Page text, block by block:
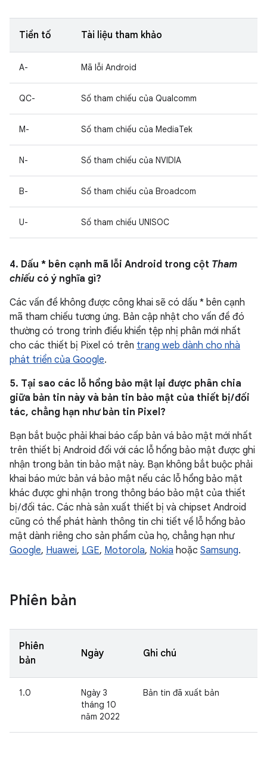
Tiền tố Tài liệu tham khảo
A- Mã lỗi Android
QC- Số tham chiếu của Qualcomm
M- Số tham chiếu của MediaTek
N- Số tham chiếu của NVIDIA
B- Số tham chiếu của Broadcom
U- Số tham chiếu UNISOC
4. Dấu * bên cạnh mã lỗi Android trong cột Tham
chiếu có ý nghĩa gì?
Các vấn đề không được công khai sẽ có dấu * bên cạnh
mã tham chiếu tương ứng. Bản cập nhật cho vấn đề đó
thường có trong trình điều khiển tệp nhị phân mới nhất
cho các thiết bị Pixel có trên trang web dành cho nhà
phát triển của Google.
5. Tại sao các lỗ hổng bảo mật lại được phân chia
giữa bản tin này và bản tin bảo mật của thiết bị / đối
tác, chẳng hạn như bản tin Pixel?
Bạn bắt buộc phải khai báo cấp bản vá bảo mật mới nhất
trên thiết bị Android đối với các lỗ hổng bảo mật được ghi
nhận trong bản tin bảo mật này. Bạn không bắt buộc phải
khai báo mức bản vá bảo mật nếu các lỗ hổng bảo mật
khác được ghi nhận trong thông báo bảo mật của thiết
bị / đối tác. Các nhà sản xuất thiết bị và chipset Android
cũng có thể phát hành thông tin chi tiết về lỗ hổng bảo
mật dành riêng cho sản phẩm của họ, chẳng hạn như
Google, Huawei, LGE, Motorola, Nokia hoặc Samsung.
Phiên bản
Phiên
bản
Ngày Ghi chú
1.0
Ngày 3
tháng 10
năm 2022
Bản tin đã xuất bản